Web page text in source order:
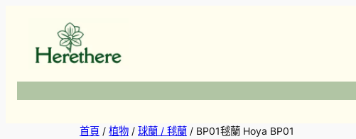
首頁 / 植物 / 球蘭 / 毬蘭 / BP01毬蘭 Hoya BP01